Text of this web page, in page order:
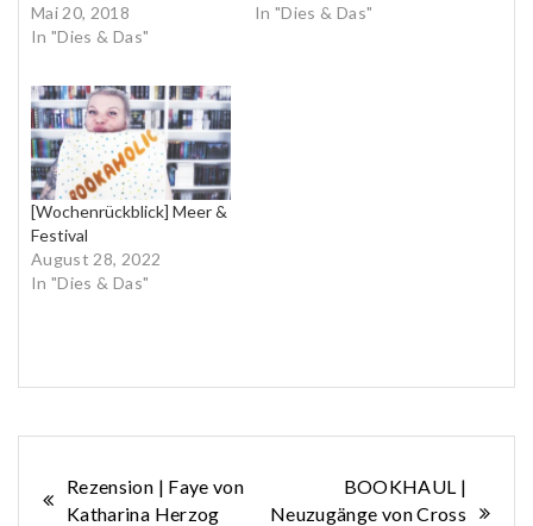
Mai 20, 2018
In "Dies & Das"
In "Dies & Das"
[Wochenrückblick] Meer &
Festival
August 28, 2022
In "Dies & Das"
Beitragsnavigation
Rezension | Faye von
Katharina Herzog
BOOKHAUL |
Neuzugänge von Cross